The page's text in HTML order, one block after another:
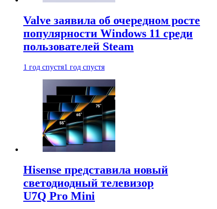
Valve заявила об очередном росте
популярности Windows 11 среди
пользователей Steam
1 год спустя1 год спустя
Hisense представила новый
светодиодный телевизор
U7Q Pro Mini